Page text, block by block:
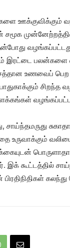
ஊக்குவிக்கும்
இரட்டை பலன்களை
உணவைப் பெற
சிறந்த
சாய்ந்தமருது
உருவாக்கும்
இக் கூட்டத்தில்
பிரதிநிதிகள்